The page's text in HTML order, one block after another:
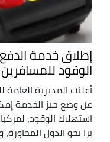
إطلاق خدمة
الوقود للمسافرين
أعلنت المديرية العامة
عن وضع حيز الخدمة
استهلاك الوقود،
برا نحو الدول المجاورة،